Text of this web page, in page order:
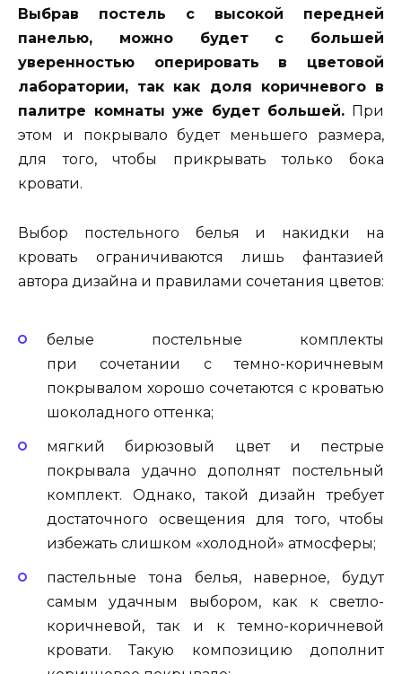
Выбрав постель с высокой передней
панелью, можно будет с большей
уверенностью оперировать в цветовой
лаборатории, так как доля коричневого в
палитре комнаты уже будет большей. При
этом и покрывало будет меньшего размера,
для того, чтобы прикрывать только бока
кровати.
Выбор постельного белья и накидки на
кровать ограничиваются лишь фантазией
автора дизайна и правилами сочетания цветов:
белые постельные комплекты
при сочетании с темно-коричневым
покрывалом хорошо сочетаются с кроватью
шоколадного оттенка;
мягкий бирюзовый цвет и пестрые
покрывала удачно дополнят постельный
комплект. Однако, такой дизайн требует
достаточного освещения для того, чтобы
избежать слишком «холодной» атмосферы;
пастельные тона белья, наверное, будут
самым удачным выбором, как к светло-
коричневой, так и к темно-коричневой
кровати. Такую композицию дополнит